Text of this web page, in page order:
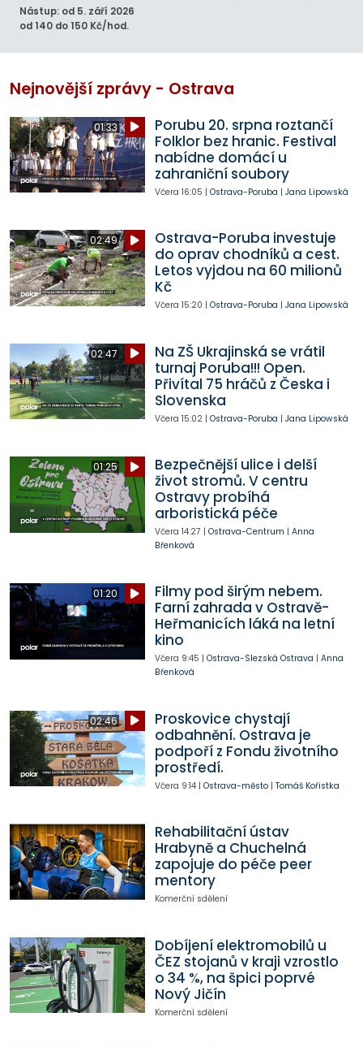
Nástup: od 5. září 2026
od 140 do 150 Kč/hod.
Nejnovější zprávy - Ostrava
01:33
Porubu 20. srpna roztančí
Folklor bez hranic. Festival
nabídne domácí u
zahraniční soubory
Včera 16:05 | Ostrava-Poruba | Jana Lipowská
02:49
Ostrava-Poruba investuje
do oprav chodníků a cest.
Letos vyjdou na 60 milionů
Kč
Včera 15:20 | Ostrava-Poruba | Jana Lipowská
02:47
Na ZŠ Ukrajinská se vrátil
turnaj Poruba!!! Open.
Přivítal 75 hráčů z Česka i
Slovenska
Včera 15:02| Ostrava-Poruba | Jana Lipowská
01:25
Bezpečnější ulice i delší
život stromů. V centru
Ostravy probíhá
arboristická péče
Včera 14:27 | Ostrava-Centrum | Anna
Břenková
01:20
Filmy pod širým nebem.
Farní zahrada v Ostravě-
Heřmanicích láká na letní
kino
Včera 9:45 | Ostrava-Slezská Ostrava | Anna
Břenková
02:46
Proskovice chystají
odbahnění. Ostrava je
podpoří z Fondu životního
prostředí.
Včera 9:14| Ostrava-město| Tomáš Kořistka
Rehabilitační ústav
Hrabyně a Chuchelná
zapojuje do péče peer
mentory
Komerční sdělení
Dobíjení elektromobilů u
ČEZ stojanů v kraji vzrostlo
o 34 %, na špici poprvé
Nový Jičín
Komerční sdělení